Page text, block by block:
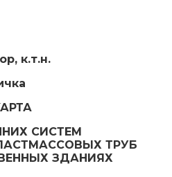
к.т.н.
СИСТЕМ
ТРУБ
ЗДАНИЯХ